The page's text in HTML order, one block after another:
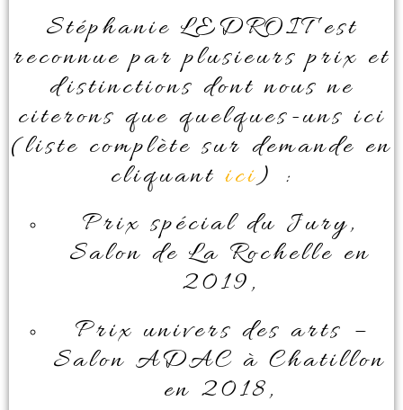
Stéphanie LEDROIT est
reconnue par plusieurs prix et
distinctions dont nous ne
citerons que quelques-uns ici
(liste complète sur demande en
cliquant ici) :
Prix spécial du Jury,
Salon de La Rochelle en
2019,
Prix univers des arts –
Salon ADAC à Chatillon
en 2018,